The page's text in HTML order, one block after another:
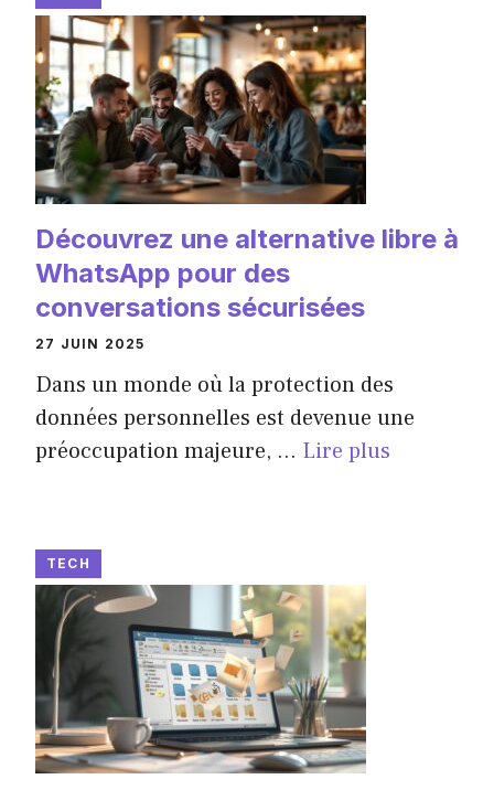
Découvrez une alternative libre à
WhatsApp pour des
conversations sécurisées
27 JUIN 2025
Dans un monde où la protection des
données personnelles est devenue une
préoccupation majeure, ... Lire plus
TECH